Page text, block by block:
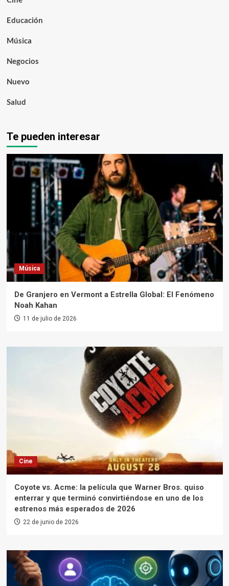
Educación
Música
Negocios
Nuevo
Salud
Te pueden interesar
Música
De Granjero en Vermont a Estrella Global: El Fenómeno
Noah Kahan
11 de julio de 2026
Cine
Coyote vs. Acme: la película que Warner Bros. quiso
enterrar y que terminó convirtiéndose en uno de los
estrenos más esperados de 2026
22 de junio de 2026